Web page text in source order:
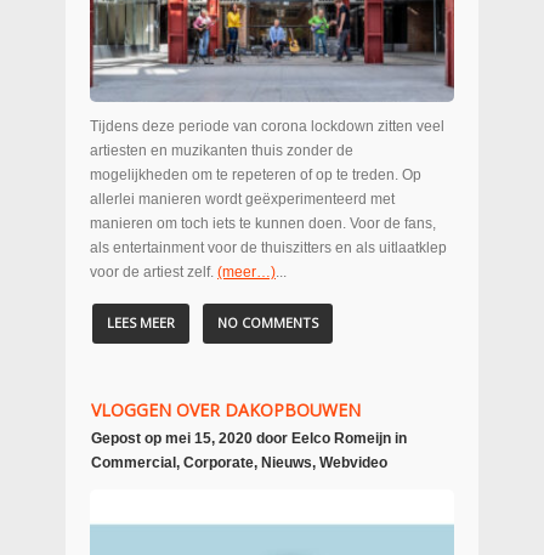
Tijdens deze periode van corona lockdown zitten veel
artiesten en muzikanten thuis zonder de
mogelijkheden om te repeteren of op te treden. Op
allerlei manieren wordt geëxperimenteerd met
manieren om toch iets te kunnen doen. Voor de fans,
als entertainment voor de thuiszitters en als uitlaatklep
voor de artiest zelf. (meer…)...
LEES MEER NO COMMENTS
VLOGGEN OVER DAKOPBOUWEN
Gepost op mei 15, 2020 door Eelco Romeijn in
Commercial , Corporate, Nieuws, Webvideo